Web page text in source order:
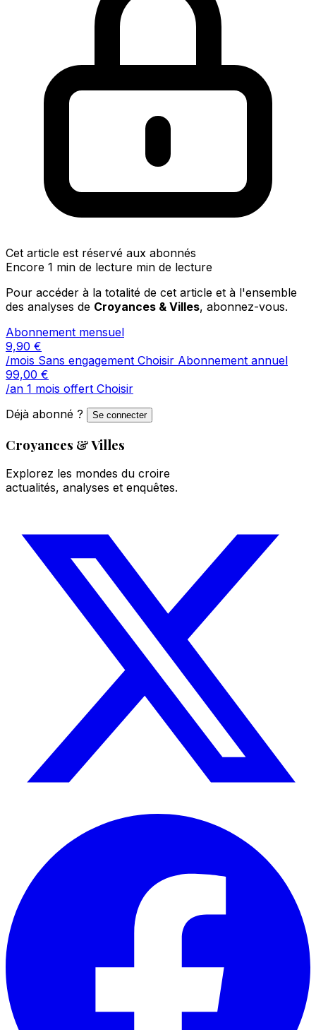
Cet article est réservé aux abonnés
Encore 1 min de lecture min de lecture
Pour accéder à la totalité de cet article et à l'ensemble
des analyses de Croyances & Villes, abonnez-vous.
Abonnement mensuel
9,90 €
/mois Sans engagement Choisir Abonnement annuel
99,00 €
/an 1 mois offert Choisir
Déjà abonné ?
Se connecter
Croyances & Villes
Explorez les mondes du croire
actualités, analyses et enquêtes.